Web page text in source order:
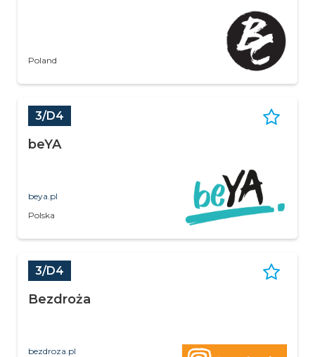
Poland
3/D4
beYA
beya.pl
Polska
3/D4
Bezdroża
bezdroza.pl